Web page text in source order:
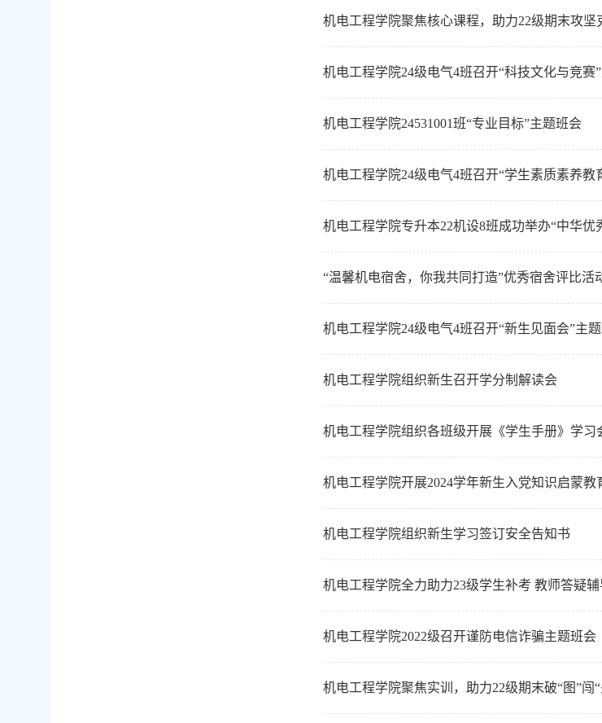
机电工程学院聚焦核心课程，助力22级期末攻坚
机电工程学院24级电气4班召开“科技文化与竞赛
机电工程学院24531001班“专业目标”主题班会
机电工程学院24级电气4班召开“学生素质素养教
机电工程学院专升本22机设8班成功举办“中华
“温馨机电宿舍，你我共同打造”优秀宿舍评比活
机电工程学院24级电气4班召开“新生见面会”主
机电工程学院组织新生召开学分制解读会
机电工程学院组织各班级开展《学生手册》学习
机电工程学院开展2024学年新生入党知识启蒙教
机电工程学院组织新生学习签订安全告知书
机电工程学院全力助力23级学生补考 教师答疑辅
机电工程学院2022级召开谨防电信诈骗主题班会
机电工程学院聚焦实训，助力22级期末破“图”闯“